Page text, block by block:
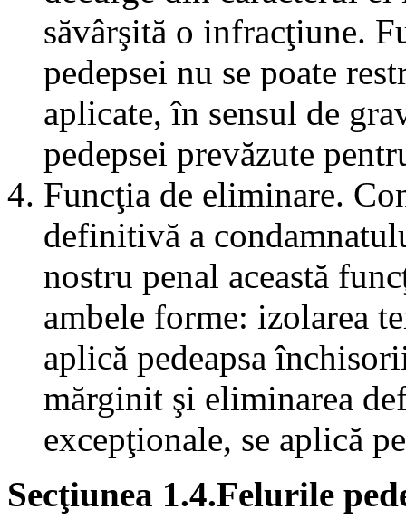
săvârşită o infracţiune.
pedepsei nu se poate
aplicate, în sensul de
pedepsei prevăzute
Funcţia de eliminare.
definitivă a
nostru penal această
ambele forme: izolarea
aplică pedeapsa
mărginit şi eliminarea
excepţionale, se aplică
Secţiunea 1.4.Felurile